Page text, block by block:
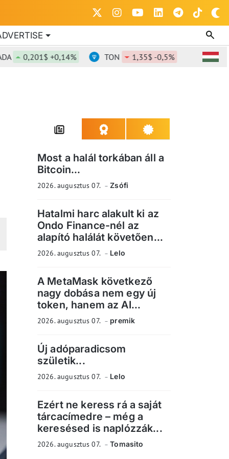
0,201$ +0,14% TON 1,35$ -0,5%
Most a halál torkában áll a
Bitcoin...
2026. augusztus 07. Zsófi
Hatalmi harc alakult ki az
Ondo Finance-nél az
alapító halálát követően...
2026. augusztus 07. Lelo
A MetaMask következő
nagy dobása nem egy új
token, hanem az AI...
2026. augusztus 07. premik
Új adóparadicsom
születik...
2026. augusztus 07. Lelo
Ezért ne keress rá a saját
tárcacímedre – még a
keresésed is naplózzák...
2026. augusztus 07. Tomasito